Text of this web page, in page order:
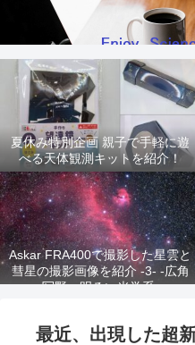
夏休み特別企画 親子で手軽に遊
べる天体観測キットを紹介！
Askar FRA400で撮影した星雲と
彗星の撮影画像を紹介 -3- -広角
写野、明るい光学系-
最近、出現した超